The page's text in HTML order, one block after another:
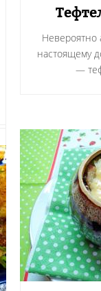
Невероятно
настоящему
―